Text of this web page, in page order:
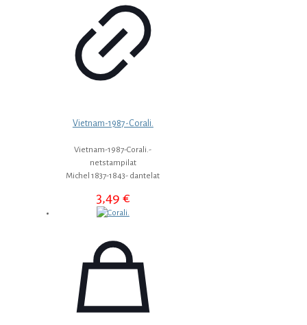
Vietnam-1987-Corali.
Vietnam-1987-Corali.-
netstampilat
Michel 1837-1843- dantelat
3,49 €